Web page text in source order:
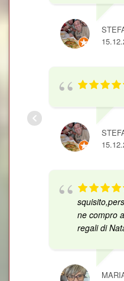
ne compro
regali di